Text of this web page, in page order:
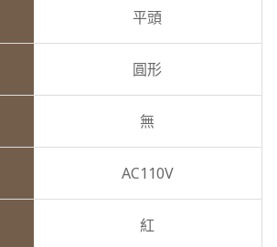
平頭
圓形
無
AC110V
紅